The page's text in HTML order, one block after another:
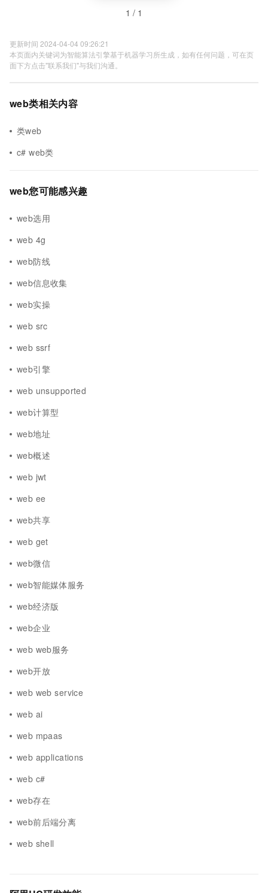
1 / 1
更新时间 2024-04-04 09:26:21
本页面内关键词为智能算法引擎基于机器学习所生成，如有任何问题，可在页
面下方点击"联系我们"与我们沟通。
web类相关内容
类web
c# web类
web您可能感兴趣
web选用
web 4g
web防线
web信息收集
web实操
web src
web ssrf
web引擎
web unsupported
web计算型
web地址
web概述
web jwt
web ee
web共享
web get
web微信
web智能媒体服务
web经济版
web企业
web web服务
web开放
web web service
web ai
web mpaas
web applications
web c#
web存在
web前后端分离
web shell